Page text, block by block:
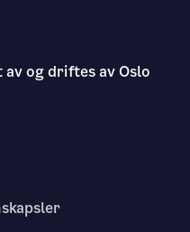
og driftes av Oslo